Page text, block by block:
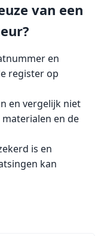
van een
en
register op
en vergelijk niet
en de
is en
kan